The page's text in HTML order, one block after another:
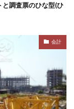
と調査票のひな型(ひ
会計